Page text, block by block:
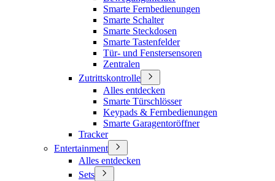
Smarte Fernbedienungen
Smarte Schalter
Smarte Steckdosen
Smarte Tastenfelder
Tür- und Fenstersensoren
Zentralen
Zutrittskontrolle
Alles entdecken
Smarte Türschlösser
Keypads & Fernbedienungen
Smarte Garagentoröffner
Tracker
Entertainment
Alles entdecken
Sets